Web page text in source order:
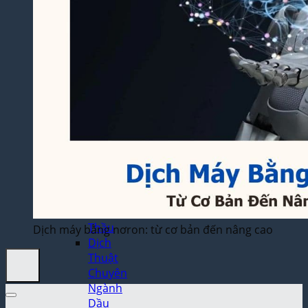
Dịch
Thầu
Dịch
Thuật
Chuyên
Ngành
Dầu
Dịch máy bằng nơron: từ cơ bản đến nâng cao